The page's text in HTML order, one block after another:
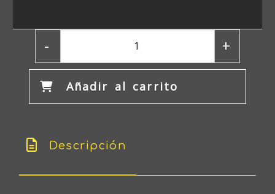
- +
Añadir al carrito
Descripción